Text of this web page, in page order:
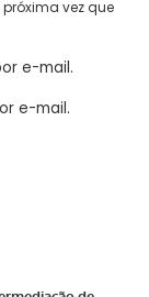
vez que
e-mail.
e-mail.